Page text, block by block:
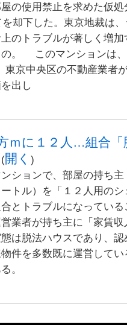
の使用禁止を求めた仮
却下した。東京地裁は
のトラブルが著しく増
の。 このマンションは
東京中央区の不動産業者
出し
ｍに１２人…組合
(開く )
ションで、部屋の持ち
トル）を「１２人用の
とトラブルになってい
業者が持ち主に「家賃
は脱法ハウスであり、
件を多数既に運営して
。